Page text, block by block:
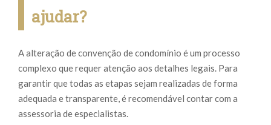
ajudar?
A alteração de convenção de condomínio é um processo
complexo que requer atenção aos detalhes legais. Para
garantir que todas as etapas sejam realizadas de forma
adequada e transparente, é recomendável contar com a
assessoria de especialistas.